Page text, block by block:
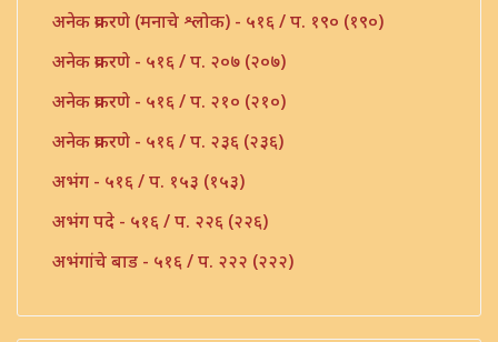
अनेक प्रकरणे (मनाचे श्लोक) - ५१६ / प. १९० (१९०)
अनेक प्रकरणे - ५१६ / प. २०७ (२०७)
अनेक प्रकरणे - ५१६ / प. २१० (२१०)
अनेक प्रकरणे - ५१६ / प. २३६ (२३६)
अभंग - ५१६ / प. १५३ (१५३)
अभंग पदे - ५१६ / प. २२६ (२२६)
अभंगांचे बाड - ५१६ / प. २२२ (२२२)